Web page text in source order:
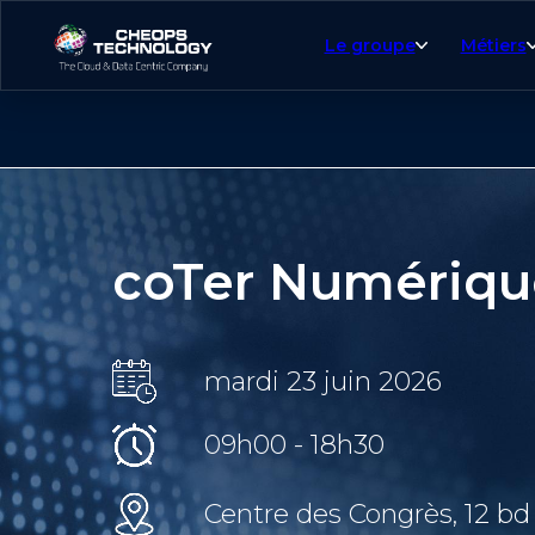
Le groupe Métiers
coTer
mardi 23 juin 2026
09h00 - 18h30
Centre des Congrès, 12